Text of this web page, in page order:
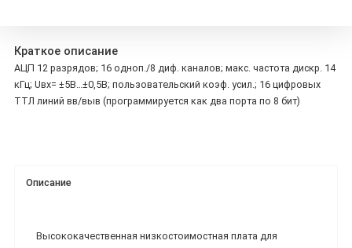
Краткое описание
АЦП 12 разрядов; 16 одноп./8 диф. каналов; макс. частота дискр. 14
кГц; Uвх= ±5В…±0,5В; пользовательский коэф. усил.; 16 цифровых
ТТЛ линий вв/выв (программируется как два порта по 8 бит)
Описание
Высококачественная низкостоимостная плата для